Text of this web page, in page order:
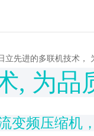
立先进的多联机技术，
, 为品
变频压缩机